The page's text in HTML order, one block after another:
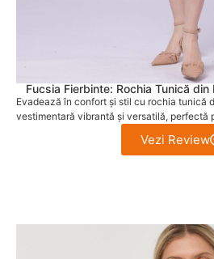
Fucsia Fierbinte: Rochia Tunică din
Evadează în confort și stil cu rochia tunică
vestimentară vibrantă și versatilă, perfectă
Vezi Review